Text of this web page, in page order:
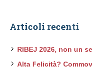
Articoli recenti
RIBEJ 2026, non un
Alta Felicità?